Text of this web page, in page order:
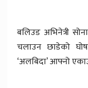
बलिउड अभिनेत्री
चलाउन छाडेको
‘अलबिदा’ आफ्नो